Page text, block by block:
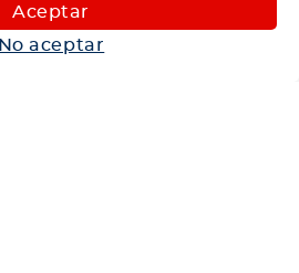
Aceptar
No aceptar